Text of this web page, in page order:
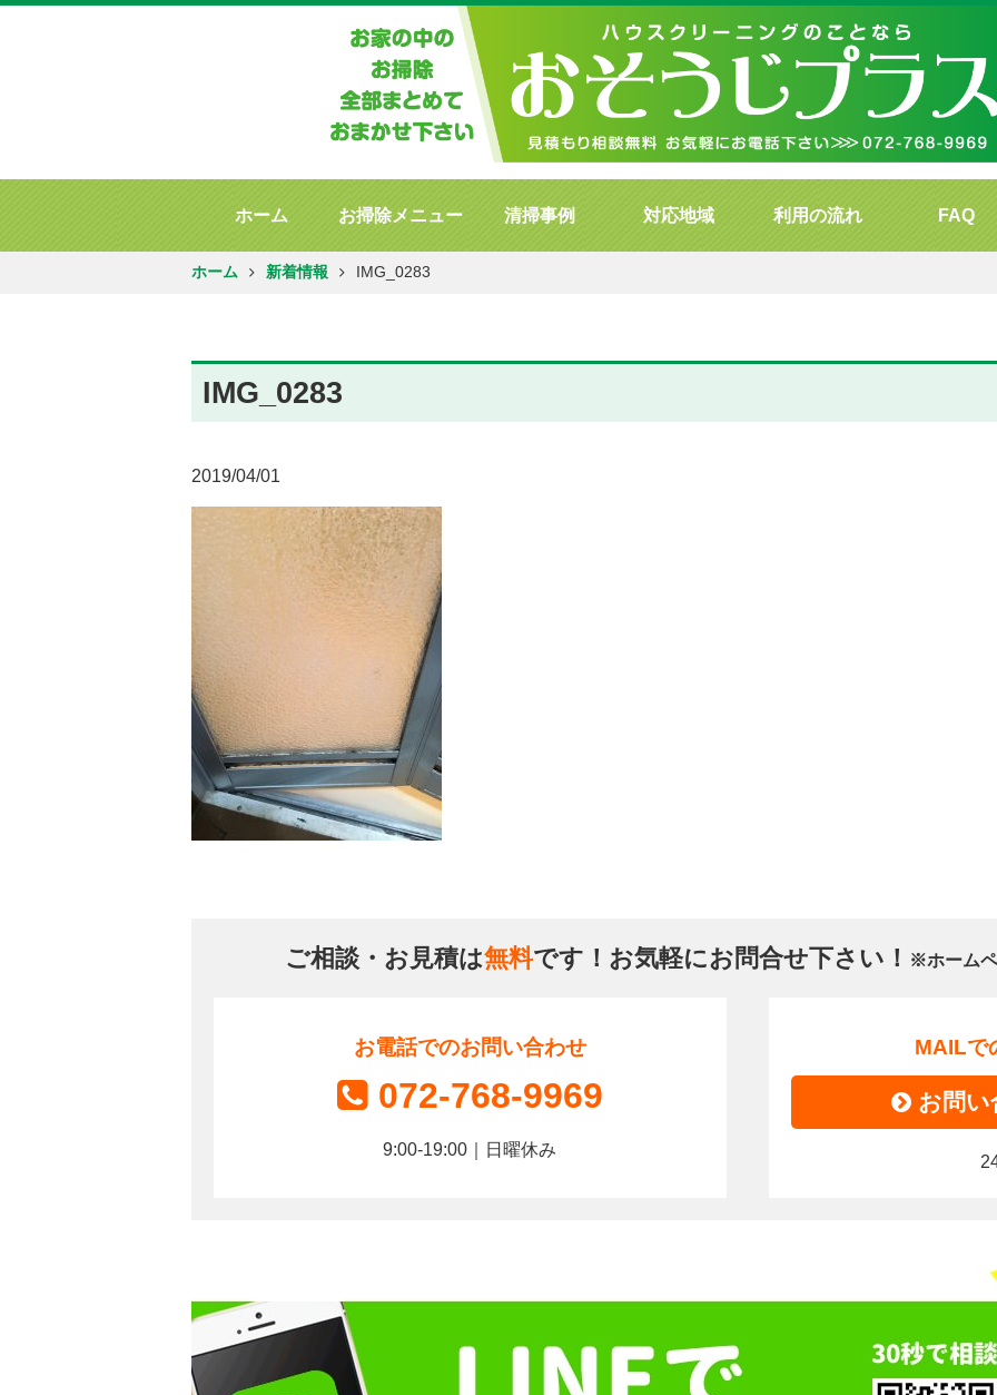
ホーム お掃除メニュー 清掃事例 対応地域 利用の流れ FAQ
ホーム 新着情報 IMG_0283
IMG_0283
2019/04/01
ご相談・お見積は無料です！お気軽にお問合せ下さい！ ※ホーム
お電話でのお問い合わせ
072-768-9969
9:00-19:00｜日曜休み
MAILで
お問